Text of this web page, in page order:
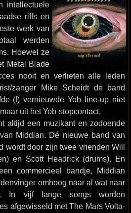
intellectuele
riffs en
werk van
werden
Hoewel ze
Metal Blade
nooit en verlieten alle leden
zanger Mike Scheidt de band
(!) vernieuwde Yob line-up niet
uit het Yob-stopcontact.
altijd een muzikant en zodoende
Middian. Dé nieuwe band van
wordt door zijn twee vrienden Will
en Scott Headrick (drums). En
commercieel bandje, Middian
omhoog naar al wat naar
In vijf lange songs worden
afgewisseld met The Mars Volta-